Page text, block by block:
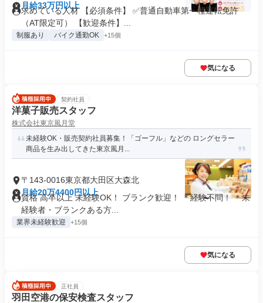
月給33万円以上
求めている人材 【必須条件】 ✅普通自動車第一種運転免許
（AT限定可） 【歓迎条件】...
制服あり バイク通勤OK +15個
気になる
契約社員
洋菓子販売スタッフ
株式会社東京風月堂
未経験OK・販売契約社員募集！「ゴーフル」などの ロングセラー
商品を生み出してきた東京風月...
〒143-0016東京都大田区大森北
月給20万4400円以上
資格 高卒以上 未経験OK！ ブランク歓迎！ ＊経験不問！ ＊未
経験者・ブランクある方...
業界未経験歓迎 +15個
気になる
正社員
羽田空港の保安検査スタッフ